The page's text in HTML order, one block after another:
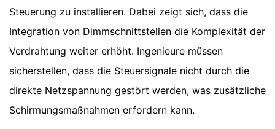
Steuerung zu installieren. Dabei zeigt sich, dass die
Integration von Dimmschnittstellen die Komplexität der
Verdrahtung weiter erhöht. Ingenieure müssen
sicherstellen, dass die Steuersignale nicht durch die
direkte Netzspannung gestört werden, was zusätzliche
Schirmungsmaßnahmen erfordern kann.